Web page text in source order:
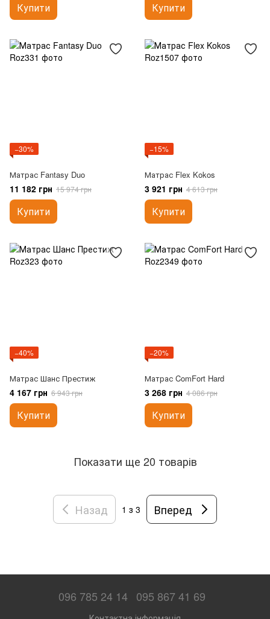
Купити Купити
−30%
Матрас Fantasy Duo
11 182 грн 15 974 грн
Купити
−15%
Матрас Flex Kokos
3 921 грн 4 613 грн
Купити
−40%
Матрас Шанс Престиж
4 167 грн 6 943 грн
Купити
−20%
Матрас ComFort Hard
3 268 грн 4 086 грн
Купити
Показати ще 20 товарів
Назад 1 з 3 Вперед
096 785 24 14 095 867 41 69